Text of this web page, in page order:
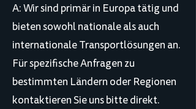
A: Wir sind primär in Europa tätig und
bieten sowohl nationale als auch
internationale Transportlösungen an.
Für spezifische Anfragen zu
bestimmten Ländern oder Regionen
kontaktieren Sie uns bitte direkt.